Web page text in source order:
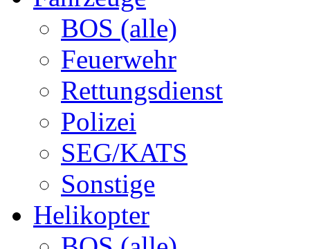
BOS (alle)
Feuerwehr
Rettungsdienst
Polizei
SEG/KATS
Sonstige
Helikopter